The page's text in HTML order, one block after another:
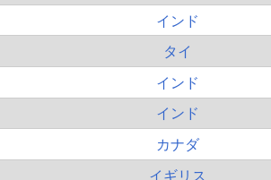
インド
タイ
インド
インド
カナダ
イギリス